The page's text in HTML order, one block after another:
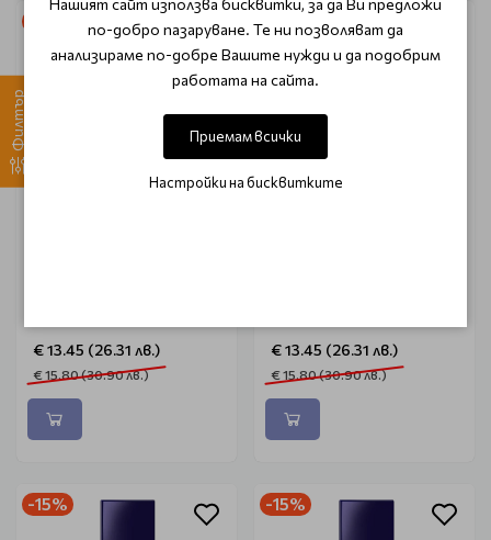
Филтър
€ 13.45 (26.31 лв.)
€ 15.80 (30.90 лв.)
€ 13.45 (26.31 лв.)
€ 15.80 (30.90 лв.)
-15% -15%
Нашият сайт използва бисквитки, за да Ви предложи
по-добро пазаруване. Те ни позволяват да
анализираме по-добре Вашите нужди и да подобрим
работата на сайта.
Приемам всички
Настройки на бисквитките